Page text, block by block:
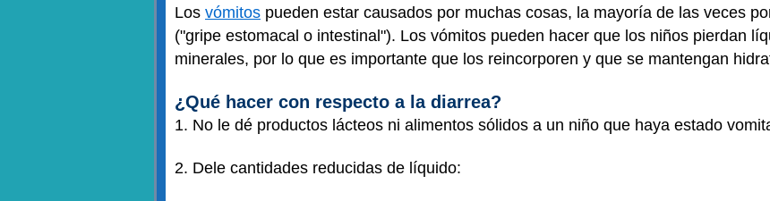
Los vómitos pueden estar causados por muchas cosas, la mayoría de las veces
("gripe estomacal o intestinal"). Los vómitos pueden hacer que los niños pierdan
minerales, por lo que es importante que los reincorporen y que se mantengan
¿Qué hacer con respecto a la diarrea?
1. No le dé productos lácteos ni alimentos sólidos a un niño que haya estado
2. Dele cantidades reducidas de líquido: